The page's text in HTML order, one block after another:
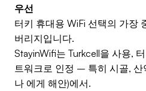
우선
터키 휴대용 WiFi 선택의 가장
버리지입니다.
StayinWifi는 Turkcell을 사용,
트워크로 인정 – 특히 시골,
나 에게 해안)에서.